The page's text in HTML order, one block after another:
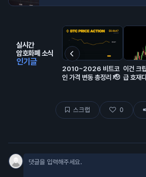
실시간
암호화폐 소식
인기글
2010~2026 비트코
인 가격 변동 총정리 🫡
이건 크
급 호재
스크랩 0